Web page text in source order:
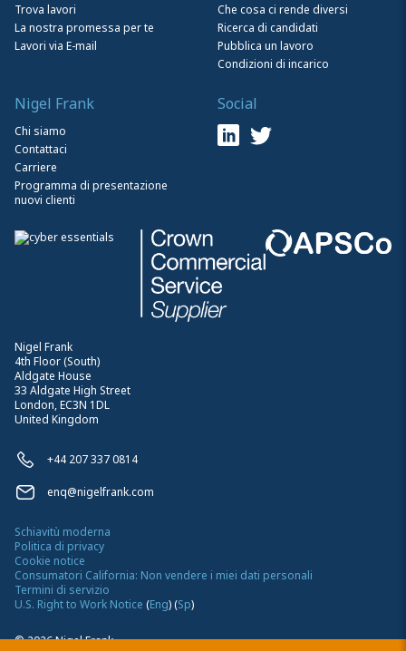
Nigel Frank
4th Floor (South)
Aldgate House
33 Aldgate High Street
London, EC3N 1DL
United Kingdom
+44 207 337 0814
enq@nigelfrank.com
Trova lavori
La nostra promessa per te
Lavori via E-mail
Che cosa ci rende diversi
Ricerca di candidati
Pubblica un lavoro
Condizioni di incarico
Nigel Frank
Chi siamo
Contattaci
Carriere
Programma di presentazione
nuovi clienti
Social
©2026Nigel Frank
Schiavitù moderna
Politica di privacy
Cookie notice
Consumatori California: Non vendere i miei dati personali
Termini di servizio
U.S. Right to Work Notice (Eng)(Sp)